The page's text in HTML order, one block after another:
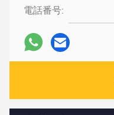
電話番号: